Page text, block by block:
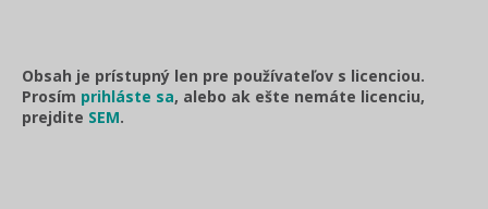
Obsah je prístupný len pre používateľov s licenciou.
Prosím prihláste sa, alebo ak ešte nemáte licenciu,
prejdite SEM.